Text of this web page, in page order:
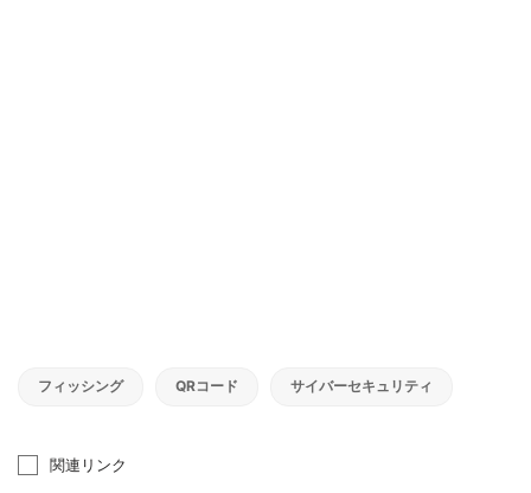
フィッシング QRコード サイバーセキュリティ
関連リンク